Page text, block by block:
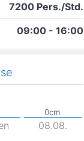
7200 Pers./Std.
09:00 - 16:00
08.08.